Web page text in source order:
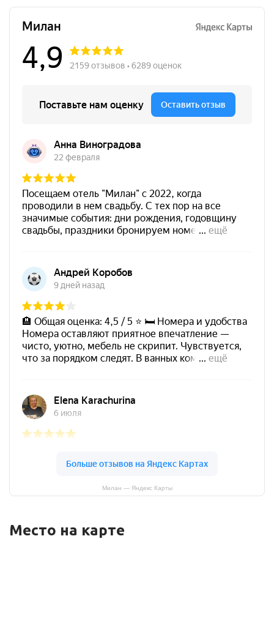
Милан — Яндекс Карты
Место на карте